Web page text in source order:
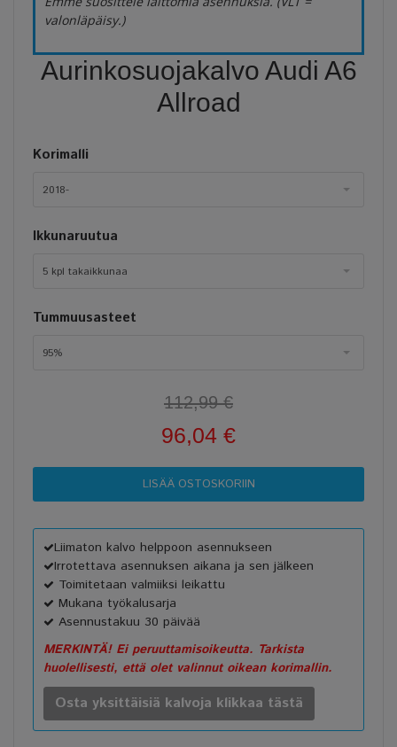
valonläpäisy.)
Aurinkosuojakalvo Audi A6
Allroad
Korimalli
2018-
Ikkunaruutua
5 kpl takaikkunaa
Tummuusasteet
95%
112,99 €
96,04 €
Liimaton kalvo helppoon asennukseen
Irrotettava asennuksen aikana ja sen jälkeen
Toimitetaan valmiiksi leikattu
Mukana työkalusarja
Asennustakuu 30 päivää
MERKINTÄ! Ei peruuttamisoikeutta. Tarkista
huolellisesti, että olet valinnut oikean korimallin.
Osta yksittäisiä kalvoja klikkaa tästä